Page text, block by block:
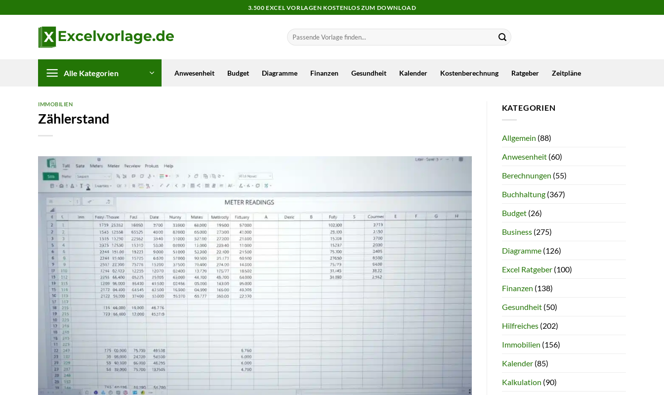
Inhalt
3.500 EXCEL VORLAGEN KOSTENLOS ZUM DOWNLOAD
Alle Kategorien Anwesenheit Budget Diagramme Finanzen Gesundheit Kalender Kostenberechnung Ratgeber Zeitpläne
IMMOBILIEN
Zählerstand
KATEGORIEN
Allgemein (88)
Anwesenheit(60)
Berechnungen (55)
Buchhaltung(367)
Budget(26)
Business(275)
Diagramme(126)
Excel Ratgeber(100)
Finanzen (138)
Gesundheit(50)
Hilfreiches(202)
Immobilien (156)
Kalender(85)
Kalkulation (90)